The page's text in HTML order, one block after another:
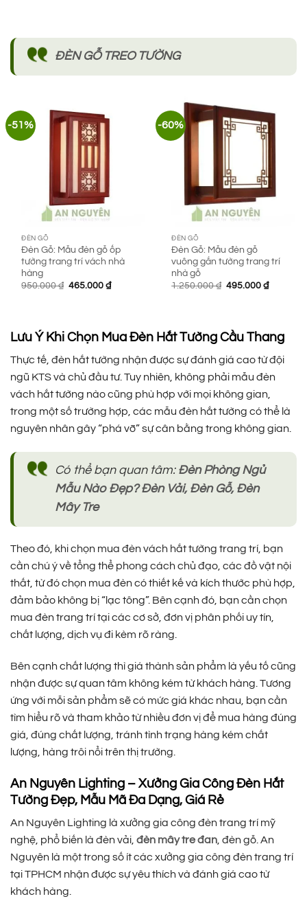
ĐÈN GỖ TREO TƯỜNG
-51%
ĐÈN GỖ
Đèn Gỗ: Mẫu đèn gỗ ốp
tường trang trí vách nhà
hàng
950.000₫ Giá
465.000₫Giá
-60%
ĐÈN GỖ
Đèn Gỗ: Mẫu đèn gỗ
vuông gắn tường trang trí
nhà gỗ
1.250.000₫ Giá
495.000₫Giá
Lưu Ý Khi Chọn Mua Đèn Hắt Tường Cầu Thang
Thực tế, đèn hắt tường nhận được sự đánh giá cao từ đội
ngũ KTS và chủ đầu tư. Tuy nhiên, không phải mẫu đèn
vách hắt tường nào cũng phù hợp với mọi không gian,
trong một số trường hợp, các mẫu đèn hắt tường có thể là
nguyên nhân gây “phá vỡ” sự cân bằng trong không gian.
Có thể bạn quan tâm: Đèn Phòng Ngủ
Mẫu Nào Đẹp? Đèn Vải, Đèn Gỗ, Đèn
Mây Tre
Theo đó, khi chọn mua đèn vách hắt tường trang trí, bạn
cần chú ý về tổng thể phong cách chủ đạo, các đồ vật nội
thất, từ đó chọn mua đèn có thiết kế và kích thước phù hợp,
đảm bảo không bị “lạc tông”. Bên cạnh đó, bạn cần chọn
mua đèn trang trí tại các cơ sở, đơn vị phân phối uy tín,
chất lượng, dịch vụ đi kèm rõ ràng.
Bên cạnh chất lượng thì giá thành sản phẩm là yếu tố cũng
nhận được sự quan tâm không kém từ khách hàng. Tương
ứng với mỗi sản phẩm sẽ có mức giá khác nhau, bạn cần
tìm hiểu rõ và tham khảo từ nhiều đơn vị để mua hàng đúng
giá, đúng chất lượng, tránh tình trạng hàng kém chất
lượng, hàng trôi nổi trên thị trường.
An Nguyên Lighting – Xưởng Gia Công Đèn Hắt
Tường Đẹp, Mẫu Mã Đa Dạng, Giá Rẻ
An Nguyên Lighting là xưởng gia công đèn trang trí mỹ
nghệ, phổ biến là đèn vải, đèn mây tre đan, đèn gỗ. An
Nguyên là một trong số ít các xưởng gia công đèn trang trí
tại TPHCM nhận được sự yêu thích và đánh giá cao từ
khách hàng.